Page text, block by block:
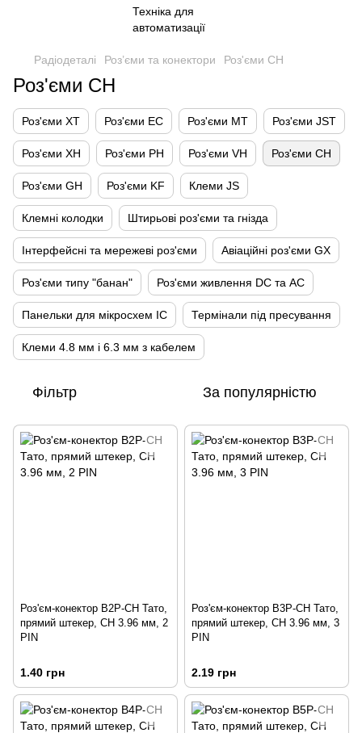
Радіодеталі Роз’єми та конектори Роз'єми CH
Роз'єми CH
Роз'єми XT Роз'єми EC Роз'єми MT Роз'єми JST
Роз'єми XH Роз'єми PH Роз'єми VH Роз'єми CH
Роз'єми GH Роз'єми KF Клеми JS
Клемні колодки Штирьові роз'єми та гнізда
Інтерфейсні та мережеві роз'єми Авіаційні роз'єми GX
Роз'єми типу "банан" Роз'єми живлення DC та AC
Панельки для мікросхем IC Термінали під пресування
Клеми 4.8 мм і 6.3 мм з кабелем
Фільтр За популярністю
Роз'єм-конектор B2P-CH Тато,
прямий штекер, CH 3.96 мм, 2
PIN
1.40 грн
Роз'єм-конектор B3P-CH Тато,
прямий штекер, CH 3.96 мм, 3
PIN
2.19 грн